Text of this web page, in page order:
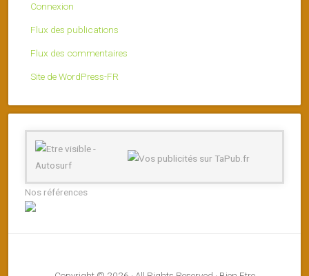
Connexion
Flux des publications
Flux des commentaires
Site de WordPress-FR
Nos références